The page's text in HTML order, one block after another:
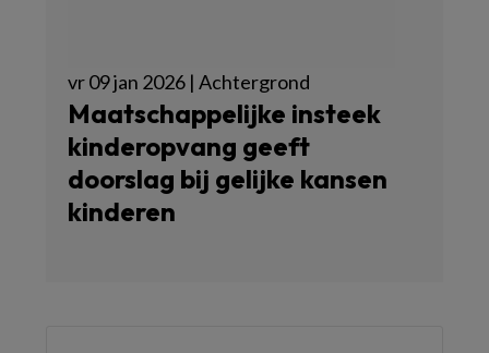
vr 09 jan 2026 | Achtergrond
Maatschappelijke insteek
kinderopvang geeft
doorslag bij gelijke kansen
kinderen